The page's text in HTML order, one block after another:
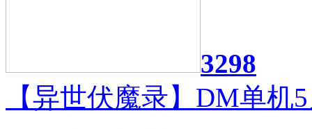
3298
【异世伏魔录】DM单机